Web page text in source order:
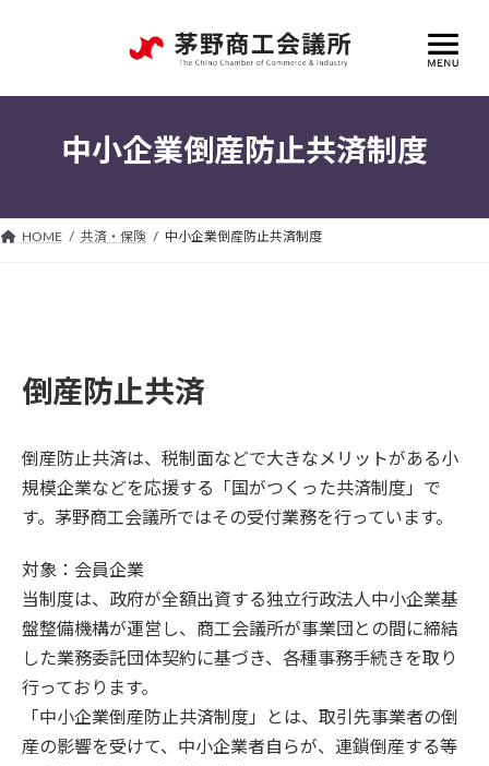
プ
動
中小企業倒産防止共済制度
HOME 共済・保険 中小企業倒産防止共済制度
倒産防止共済
倒産防止共済は、税制面などで大きなメリットがある小
規模企業などを応援する「国がつくった共済制度」で
す。茅野商工会議所ではその受付業務を行っています。
対象：会員企業
当制度は、政府が全額出資する独立行政法人中小企業基
盤整備機構が運営し、商工会議所が事業団との間に締結
した業務委託団体契約に基づき、各種事務手続きを取り
行っております。
「中小企業倒産防止共済制度」とは、取引先事業者の倒
産の影響を受けて、中小企業者自らが、連鎖倒産する等